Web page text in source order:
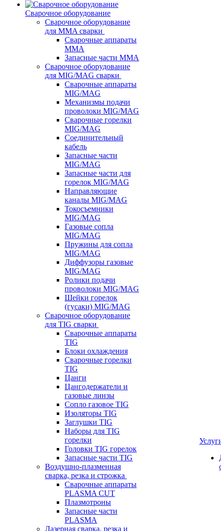
Сварочное оборудование
Сварочное оборудование
для MMA сварки
Сварочные аппараты
MMA
Запасные части MMA
Сварочное оборудование
для MIG/MAG сварки
Сварочные аппараты
MIG/MAG
Механизмы подачи
проволоки MIG/MAG
Сварочные горелки
MIG/MAG
Соединительный
кабель
Запасные части
MIG/MAG
Запасные части для
горелок MIG/MAG
Направляющие
каналы MIG/MAG
Токосъемники
MIG/MAG
Газовые сопла
MIG/MAG
Пружины для сопла
MIG/MAG
Диффузоры газовые
MIG/MAG
Ролики подачи
проволоки MIG/MAG
Шейки горелок
(гусаки) MIG/MAG
Сварочное оборудование
для TIG сварки
Сварочные аппараты
TIG
Блоки охлаждения
Сварочные горелки
TIG
Цанги
Цангодержатели и
газовые линзы
Сопло газовое TIG
Изоляторы TIG
Заглушки TIG
Наборы для TIG
горелки
Головки TIG горелок
Запасные части TIG
Воздушно-плазменная
сварка, резка и строжка
Сварочные аппараты
PLASMA CUT
Плазмотроны
Запасные части
PLASMA
Лазерная сварка, резка и